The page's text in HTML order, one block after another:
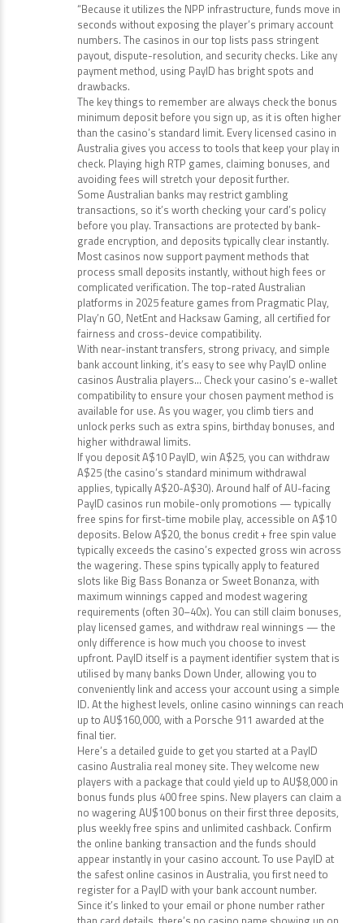
“Because it utilizes the NPP infrastructure, funds move in
seconds without exposing the player’s primary account
numbers. The casinos in our top lists pass stringent
payout, dispute-resolution, and security checks. Like any
payment method, using PayID has bright spots and
drawbacks.
The key things to remember are always check the bonus
minimum deposit before you sign up, as it is often higher
than the casino’s standard limit. Every licensed casino in
Australia gives you access to tools that keep your play in
check. Playing high RTP games, claiming bonuses, and
avoiding fees will stretch your deposit further.
Some Australian banks may restrict gambling
transactions, so it’s worth checking your card’s policy
before you play. Transactions are protected by bank-
grade encryption, and deposits typically clear instantly.
Most casinos now support payment methods that
process small deposits instantly, without high fees or
complicated verification. The top-rated Australian
platforms in 2025 feature games from Pragmatic Play,
Play’n GO, NetEnt and Hacksaw Gaming, all certified for
fairness and cross-device compatibility.
With near-instant transfers, strong privacy, and simple
bank account linking, it’s easy to see why PayID online
casinos Australia players… Check your casino’s e-wallet
compatibility to ensure your chosen payment method is
available for use. As you wager, you climb tiers and
unlock perks such as extra spins, birthday bonuses, and
higher withdrawal limits.
If you deposit A$10 PayID, win A$25, you can withdraw
A$25 (the casino’s standard minimum withdrawal
applies, typically A$20-A$30). Around half of AU-facing
PayID casinos run mobile-only promotions — typically
free spins for first-time mobile play, accessible on A$10
deposits. Below A$20, the bonus credit + free spin value
typically exceeds the casino’s expected gross win across
the wagering. These spins typically apply to featured
slots like Big Bass Bonanza or Sweet Bonanza, with
maximum winnings capped and modest wagering
requirements (often 30–40x). You can still claim bonuses,
play licensed games, and withdraw real winnings — the
only difference is how much you choose to invest
upfront. PayID itself is a payment identifier system that is
utilised by many banks Down Under, allowing you to
conveniently link and access your account using a simple
ID. At the highest levels, online casino winnings can reach
up to AU$160,000, with a Porsche 911 awarded at the
final tier.
Here’s a detailed guide to get you started at a PayID
casino Australia real money site. They welcome new
players with a package that could yield up to AU$8,000 in
bonus funds plus 400 free spins. New players can claim a
no wagering AU$100 bonus on their first three deposits,
plus weekly free spins and unlimited cashback. Confirm
the online banking transaction and the funds should
appear instantly in your casino account. To use PayID at
the safest online casinos in Australia, you first need to
register for a PayID with your bank account number.
Since it’s linked to your email or phone number rather